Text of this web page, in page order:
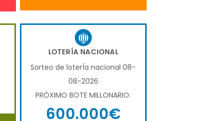
LOTERÍA NACIONAL
Sorteo de loterÍa nacional 08-
08-2026
PRÓXIMO BOTE MILLONARIO:
600.000€